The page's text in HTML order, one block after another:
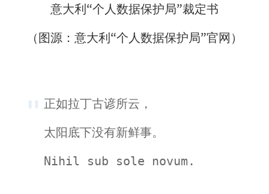
意大利“个人数据保护局”裁定书
（图源：意大利“个人数据保护局”官网）
正如拉丁古谚所云，
太阳底下没有新鲜事。
Nihil sub sole novum.